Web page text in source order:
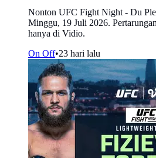
Nonton UFC Fight Night - Du
Minggu, 19 Juli 2026.
hanya di Vidio.
On Off•23 hari lalu